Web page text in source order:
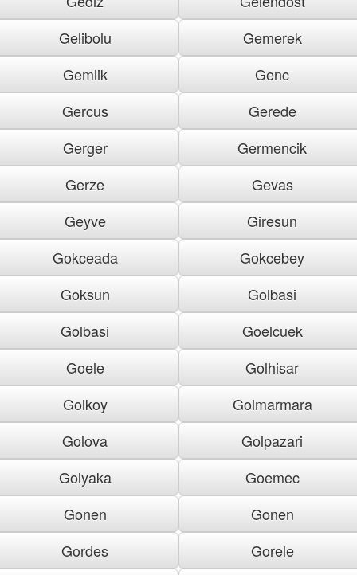
Gelibolu
Gemerek
Gemlik
Genc
Gercus
Gerede
Gerger
Germencik
Gerze
Gevas
Geyve
Giresun
Gokceada
Gokcebey
Goksun
Golbasi
Golbasi
Goelcuek
Goele
Golhisar
Golkoy
Golmarmara
Golova
Golpazari
Golyaka
Goemec
Gonen
Gonen
Gordes
Gorele